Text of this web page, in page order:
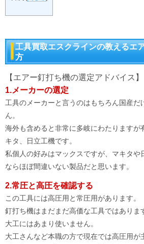
工具買取エスクラインの教えるエ
方
【エアー釘打ち機の選定アドバイス】
1.メーカーの選定
工具のメーカーと言うのはもちろん国産だ
ん。
海外も含めると非常に多岐にわたりますが
キタ、日立工機です。
私個人の好みはマックスですが、マキタや
ならほぼ間違いない製品だと思います。
2.常圧と高圧を確認する
この工具には高圧用と常圧用があります。
釘打ち機はまだまだ高価な工具ではありま
大工にはあまり使いません。
大工さんなど本職の方で現在では高圧用が